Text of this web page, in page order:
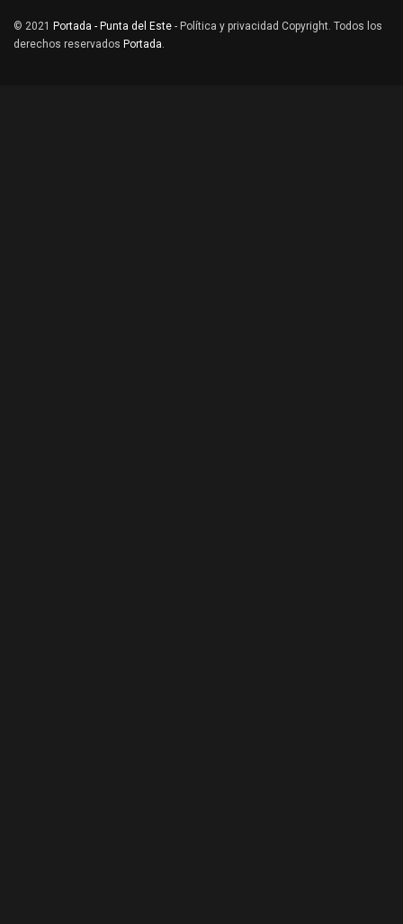
© 2021 Portada - Punta del Este - Política y privacidad Copyright. Todos los
derechos reservados Portada.